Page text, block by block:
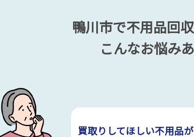
鴨川市で不用品回
こんなお悩み
買取りしてほしい不用品